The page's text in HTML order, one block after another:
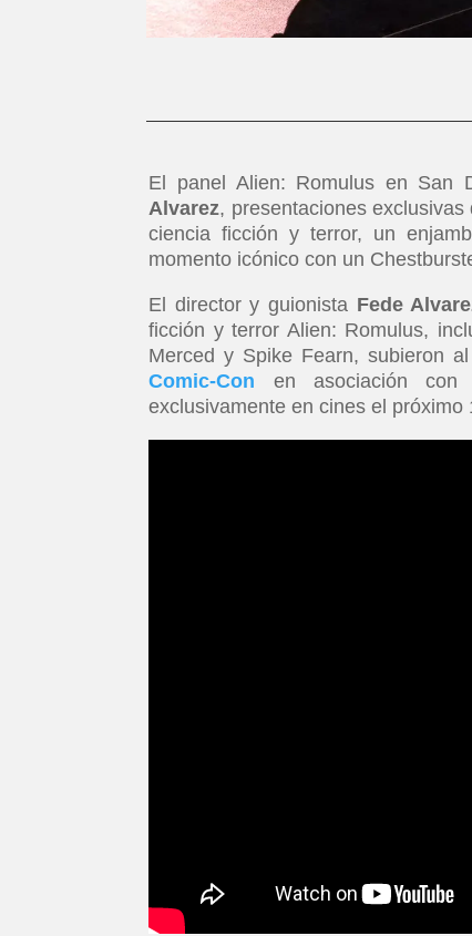
El panel Alien: Romulus en San
Alvarez, presentaciones
ciencia ficción y terror, un
momento icónico con un
El director y guionista Fede
ficción y terror Alien: Romulus,
Merced y Spike Fearn, subieron
Comic-Con en asociación con
exclusivamente en cines el próximo